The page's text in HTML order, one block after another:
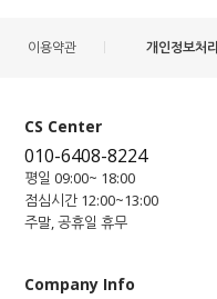
이용약관 개인정보처
CS Center
010-6408-8224
평일 09:00~ 18:00
점심시간 12:00~13:00
주말, 공휴일 휴무
Company Info